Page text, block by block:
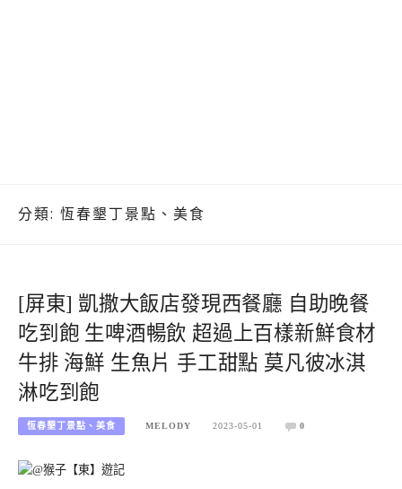
分類: 恆春墾丁景點、美食
[屏東] 凱撒大飯店發現西餐廳 自助晚餐
吃到飽 生啤酒暢飲 超過上百樣新鮮食材
牛排 海鮮 生魚片 手工甜點 莫凡彼冰淇
淋吃到飽
恆春墾丁景點、美食 MELODY 2023-05-01 0